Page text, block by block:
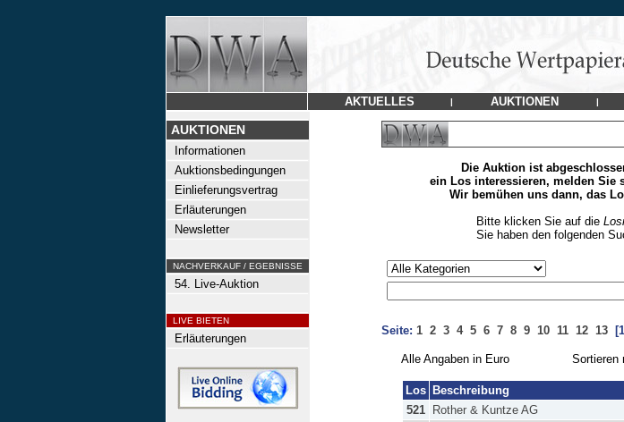
AKTUELLES | AUKTIONEN |
AUKTIONEN
Informationen
Auktionsbedingungen
Einlieferungsvertrag
Erläuterungen
Newsletter
NACHVERKAUF / EGEBNISSE
54. Live-Auktion
LIVE BIETEN
Erläuterungen
Die Auktion ist
ein Los interessieren, melden Sie
Wir bemühen uns dann, das
Bitte klicken Sie auf die
Sie haben den folgenden
Seite: 1 2 3 4 5 6 7 8 9 10 11 12 13
Alle Angaben in Euro Sortieren
Los Beschreibung
521
Rother & Kuntze AG